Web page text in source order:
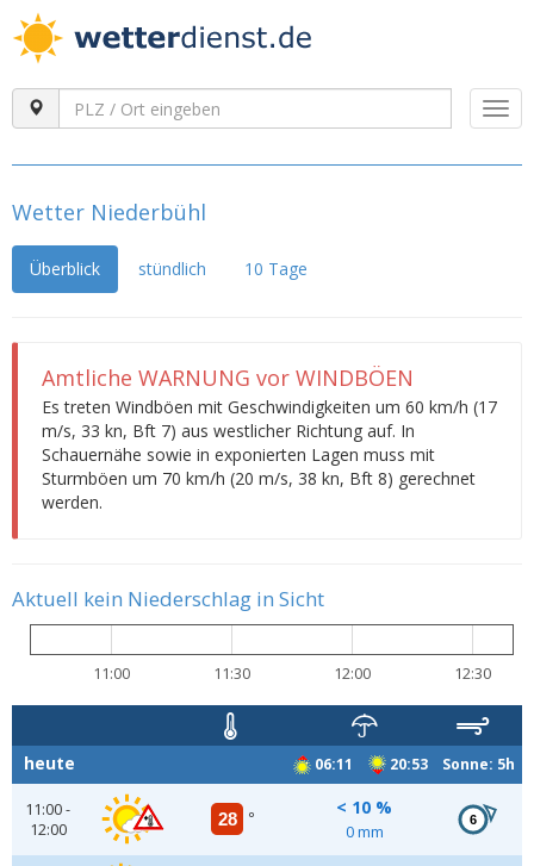
Wetter Niederbühl
Überblick stündlich 10 Tage
Amtliche WARNUNG vor WINDBÖEN
Es treten Windböen mit Geschwindigkeiten um 60 km/h (17
m/s, 33 kn, Bft 7) aus westlicher Richtung auf. In
Schauernähe sowie in exponierten Lagen muss mit
Sturmböen um 70 km/h (20 m/s, 38 kn, Bft 8) gerechnet
werden.
Aktuell kein Niederschlag in Sicht
11:00 11:30 12:00 12:30
06:11 20:53 Sonne: 5h
heute
11:00 -
12:00
28 °
< 10 %
0 mm
6